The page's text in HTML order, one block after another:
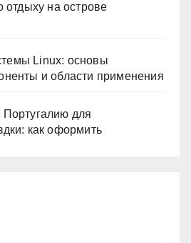
отдыху на острове
Linux: основы
и области применения
Португалию для
как оформить